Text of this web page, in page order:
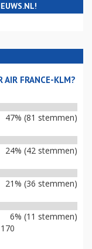
AIR FRANCE-KLM?
47% (81 stemmen)
24% (42 stemmen)
21% (36 stemmen)
6% (11 stemmen)